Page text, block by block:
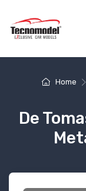
Home
De